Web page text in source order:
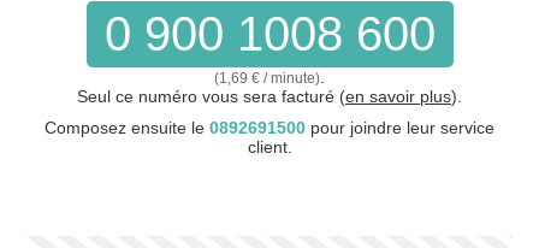
0 900 1008 600
(1,69 € / minute)
Seul ce numéro vous sera facturé (en savoir plus).
Composez ensuite le 0892691500 pour joindre leur service
client.